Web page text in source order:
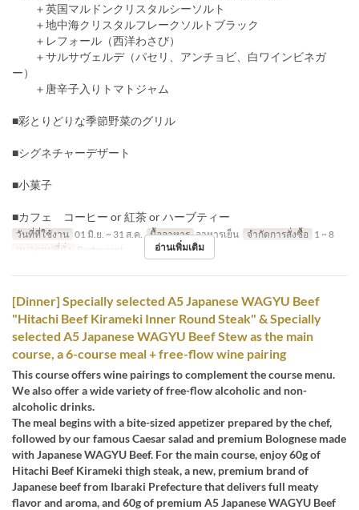
＋英国マルドンクリスタルシーソルト
＋地中海クリスタルフレークソルトブラック
＋レフォール（西洋わさび）
＋サルサヴェルデ（パセリ、アンチョビ、白ワインビネガ
ー）
＋唐辛子入りトマトジャム
■彩とりどりな季節野菜のグリル
■シグネチャーデザート
■小菓子
■カフェ コーヒー or 紅茶 or ハーブティー
วันที่ที่ใช้งาน 01 มิ.ย. ~ 31 ส.ค. มื้ออาหาร อาหารเย็น จำกัดการสั่งซื้อ 1 ~ 8
หมวดหมู่ที่นั่ง
Restaurant อ่านเพิ่มเติม
[Dinner] Specially selected A5 Japanese WAGYU Beef
"Hitachi Beef Kirameki Inner Round Steak" & Specially
selected A5 Japanese WAGYU Beef Stew as the main
course, a 6-course meal + free-flow wine pairing
This course offers wine pairings to complement the course menu.
We also offer a wide variety of free-flow alcoholic and non-
alcoholic drinks.
The meal begins with a bite-sized appetizer prepared by the chef,
followed by our famous Caesar salad and premium Bolognese made
with Japanese WAGYU Beef. For the main course, enjoy 60g of
Hitachi Beef Kirameki thigh steak, a new, premium brand of
Japanese beef from Ibaraki Prefecture that delivers full meaty
flavor and aroma, and 60g of premium A5 Japanese WAGYU Beef